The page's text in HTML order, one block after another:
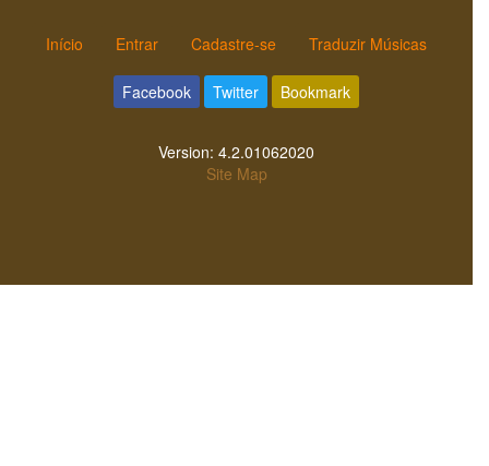
Início Entrar Cadastre-se Traduzir Músicas
Facebook Twitter Bookmark
Version: 4.2.01062020
Site Map